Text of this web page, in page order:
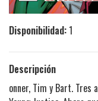
Disponibilidad:1
Descripción
onner, Tim y Bart. Tres